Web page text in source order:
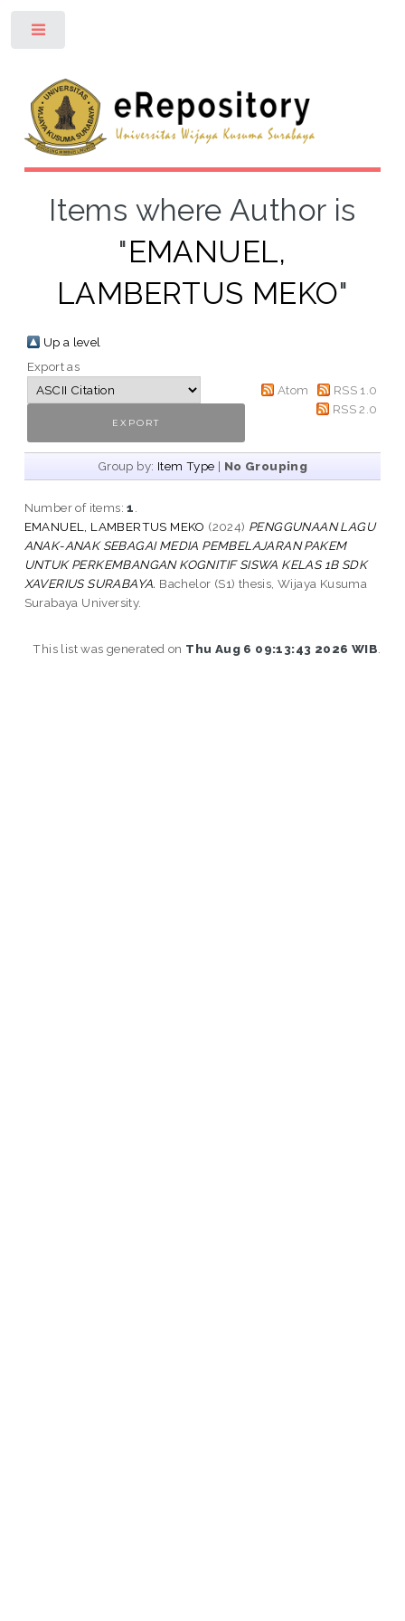
Items where Author is
"EMANUEL,
LAMBERTUS MEKO"
Up a level
Export as
Atom
RSS 1.0
RSS 2.0
Group by: Item Type | No Grouping
Number of items:1
EMANUEL, LAMBERTUS MEKO (2024) PENGGUNAAN LAGU
ANAK-ANAK SEBAGAI MEDIA PEMBELAJARAN PAKEM
UNTUK PERKEMBANGAN KOGNITIF SISWA KELAS 1B SDK
XAVERIUS SURABAYA. Bachelor (S1) thesis, Wijaya Kusuma
Surabaya University.
This list was generated on Thu Aug 6 09:13:43 2026 WIB